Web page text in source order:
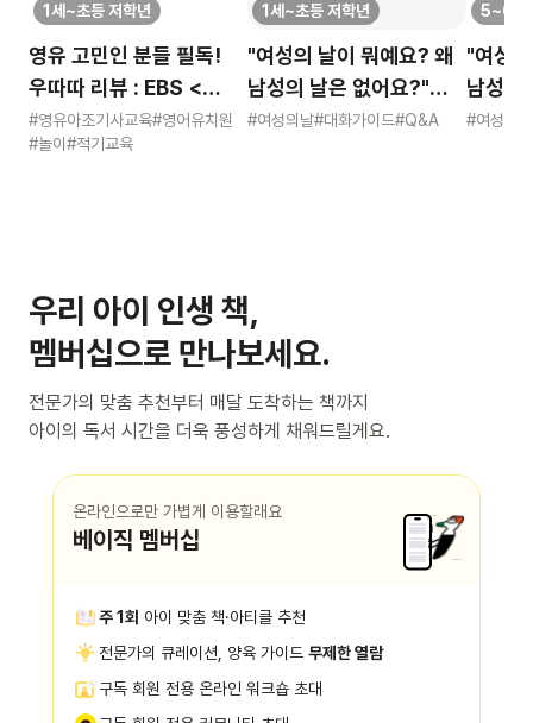
1세~초등 저학년
영유 고민인 분들 필독!
우따따 리뷰 : EBS <
영유아 사교육 보고서>
#영유아조기사교육#영어유치원
#놀이 #적기교육
1세~초등 저학년
"여성의 날이 뭐예요? 왜
남성의 날은 없어요?"
묻는 어린이에게 이렇게
#여성의날#대화가이드#Q&A
5~6세
"여성
남성의
묻는
#여성의날
우리 아이 인생 책,
멤버십으로 만나보세요.
전문가의 맞춤 추천부터 매달 도착하는 책까지
아이의 독서 시간을 더욱 풍성하게 채워드릴게요.
온라인으로만 가볍게 이용할래요
베이직 멤버십
주 1회 아이 맞춤 책·아티클 추천
전문가의 큐레이션, 양육 가이드 무제한 열람
구독 회원 전용 온라인 워크숍 초대